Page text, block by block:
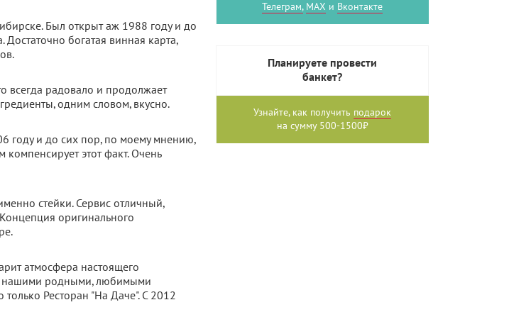
Был открыт аж 1988 году и до
Достаточно богатая винная карта,
всегда радовало и продолжает
одним словом, вкусно.
году и до сих пор, по моему мнению,
этот факт. Очень
стейки. Сервис отличный,
оригинального
атмосфера настоящего
нашими родными, любимыми
Ресторан "На Даче". С 2012
Телеграм, MAX и Вконтакте
Планируете провести
банкет?
Узнайте, как получить подарок
на сумму 500-1500₽